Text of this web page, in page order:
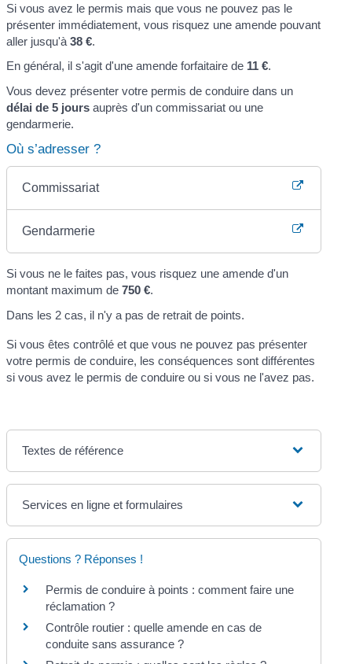
Si vous avez le permis mais que vous ne pouvez pas le
présenter immédiatement, vous risquez une amende pouvant
aller jusqu'à38 €.
En général, il s'agit d'une amende forfaitaire de 11 €.
Vous devez présenter votre permis de conduire dans un
délai de 5 jours auprès d'un commissariat ou une
gendarmerie.
Où s’adresser ?
Commissariat
Gendarmerie
Si vous ne le faites pas, vous risquez une amende d'un
montant maximum de750 €.
Dans les 2 cas, il n'y a pas de retrait de points.
Si vous êtes contrôlé et que vous ne pouvez pas présenter
votre permis de conduire, les conséquences sont différentes
si vous avez le permis de conduire ou si vous ne l'avez pas.
Textes de référence
Services en ligne et formulaires
Questions ? Réponses !
Permis de conduire à points : comment faire une
réclamation ?
Contrôle routier : quelle amende en cas de
conduite sans assurance ?